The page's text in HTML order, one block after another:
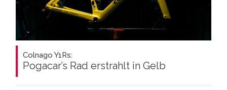
Colnago Y1Rs:
Pogacar’s Rad erstrahlt in Gelb